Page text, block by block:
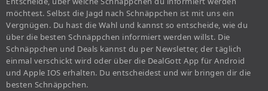
möchtest. Selbst die Jagd nach Schnäppchen ist mit uns ein
Vergnügen. Du hast die Wahl und kannst so entscheide, wie du
über die besten Schnäppchen informiert werden willst. Die
Schnäppchen und Deals kannst du per Newsletter, der täglich
einmal verschickt wird oder über die DealGott App für Android
und Apple IOS erhalten. Du entscheidest und wir bringen dir die
besten Schnäppchen.